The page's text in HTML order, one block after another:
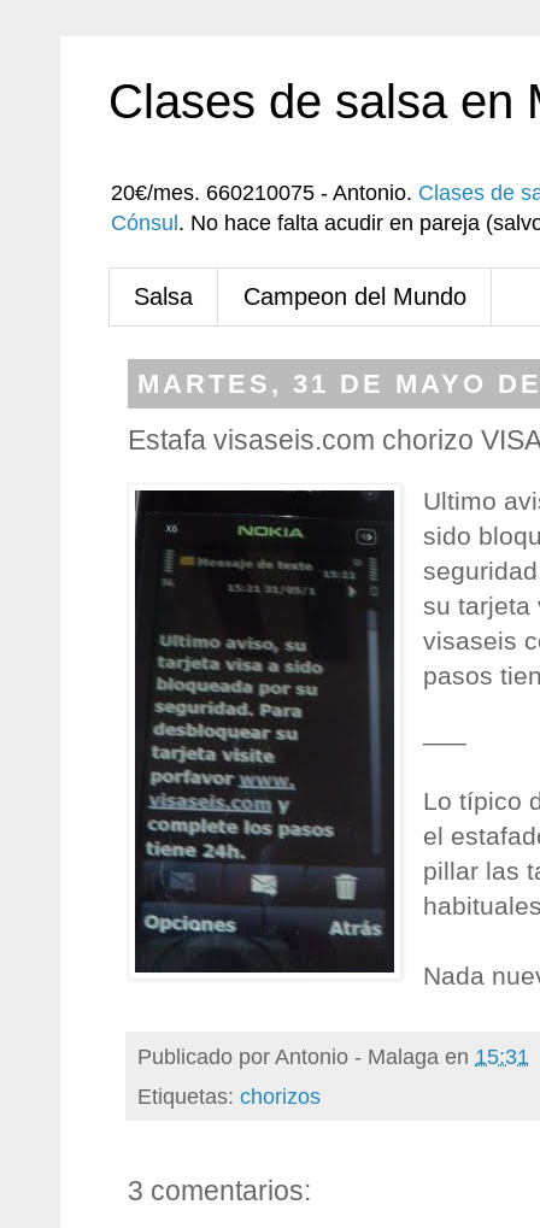
Clases de salsa en
20€/mes. 660210075 - Antonio. Clases de
Cónsul . No hace falta acudir en pareja
Salsa Campeon del Mundo
MARTES, 31 DE MAYO
Estafa visaseis.com chorizo
Ultimo
sido
su tarjeta
visaseis
pasos
Lo típico
el
pillar las
Nada
Publicado porAntonio - Malaga en 15:31
Etiquetas: chorizos
3 comentarios: